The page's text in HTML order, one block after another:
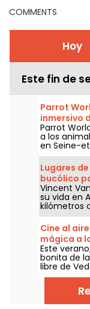
culturales en el
del Parque de
COMMENTS
Hoy
Este fin de
Parrot
inmersivo
para 2026
Parrot
a los
en Seine-
abrirá sus
de 2026.
zoológico,
y coloridos
mayores
opciones
dormir
espacio
ambiente
a adultos.
Lugares
bucólico
las huellas
Vincent
su vida en
kilómetros
el lugar
de uno de
mundo.
Auvers,
desvelar...
Cine al
mágica a
Este
bonita de
libre de
muelles, a
ambiente
para una